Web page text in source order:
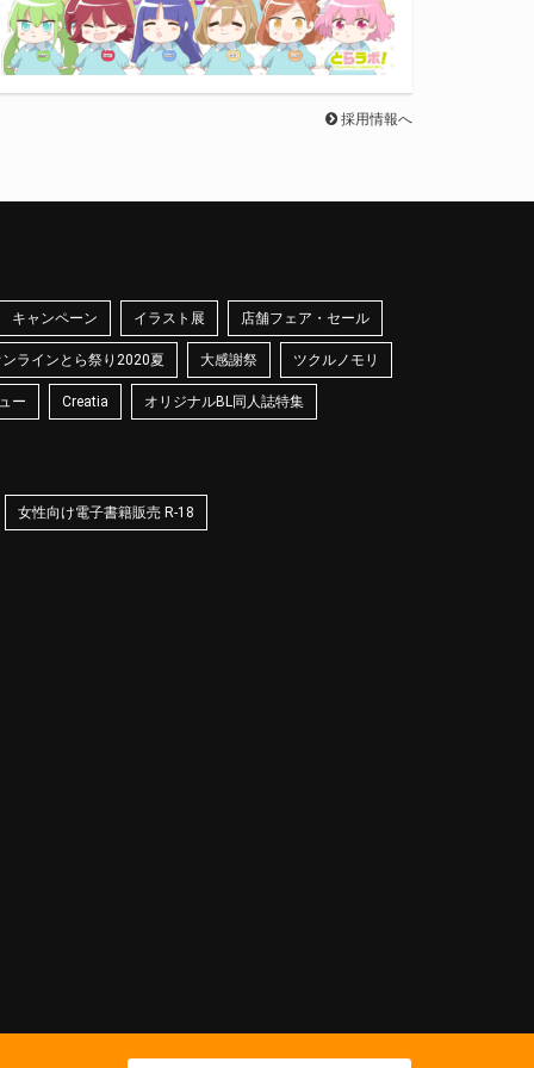
採用情報へ
キャンペーン イラスト展 店舗フェア・セール
ラインとら祭り2020夏 大感謝祭 ツクルノモリ
ー Creatia オリジナルBL同人誌特集
女性向け電子書籍販売 R-18